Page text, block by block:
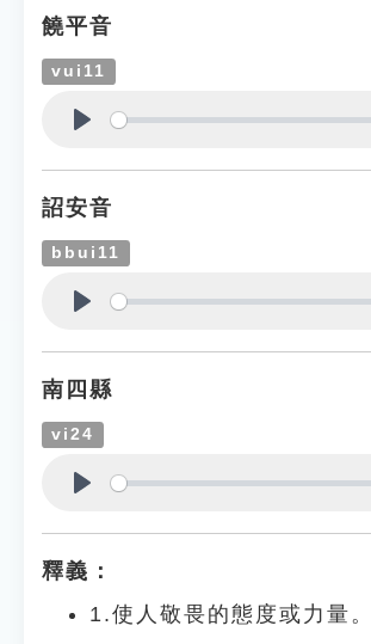
饒平音
vui11
詔安音
bbui11
南四縣
vi24
釋義：
1.使人敬畏的態度或力量